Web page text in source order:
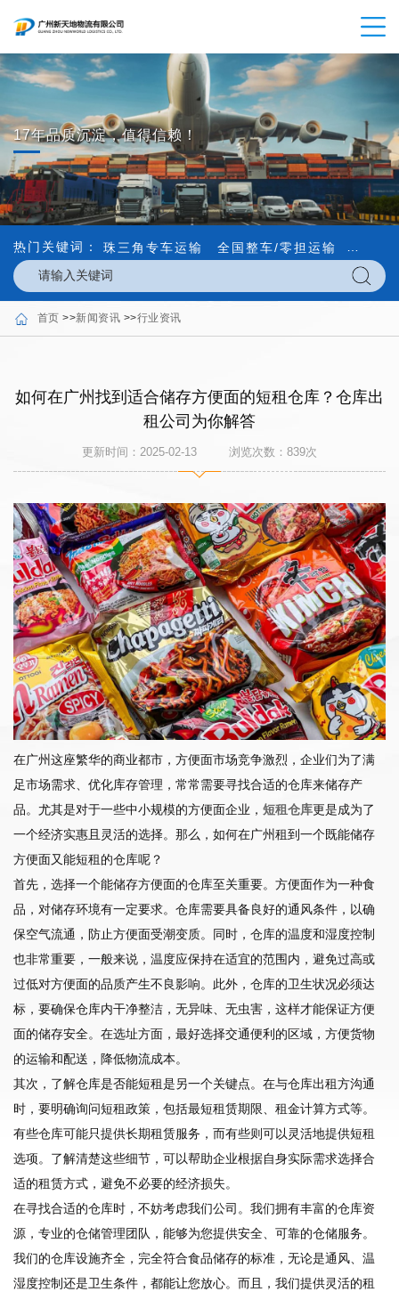
17年品质沉淀，值得信赖！
热门关键词： 珠三角专车运输 全国整车/零担运输 内外贸
首页 >>新闻资讯 >>行业资讯
如何在广州找到适合储存方便面的短租仓库？仓库出
租公司为你解答
更新时间：2025-02-13 浏览次数： 839次
在广州这座繁华的商业都市，方便面市场竞争激烈，企业们为了满
足市场需求、优化库存管理，常常需要寻找合适的仓库来储存产
品。尤其是对于一些中小规模的方便面企业， 短租仓库更是成为了
一个经济实惠且灵活的选择。那么，如何在广州租到一个既能储存
方便面又能短租的仓库呢？
首先，选择一个能储存方便面的仓库至关重要。方便面作为一种食
品，对储存环境有一定要求。仓库需要具备良好的通风条件，以确
保空气流通，防止方便面受潮变质。同时，仓库的温度和湿度控制
也非常重要，一般来说，温度应保持在适宜的范围内，避免过高或
过低对方便面的品质产生不良影响。此外，仓库的卫生状况必须达
标，要确保仓库内干净整洁，无异味、无虫害，这样才能保证方便
面的储存安全。在选址方面，最好选择交通便利的区域，方便货物
的运输和配送，降低物流成本。
其次，了解仓库是否能短租是另一个关键点。在与仓库出租方沟通
时，要明确询问短租政策，包括最短租赁期限、租金计算方式等。
有些仓库可能只提供长期租赁服务，而有些则可以灵活地提供短租
选项。了解清楚这些细节，可以帮助企业根据自身实际需求选择合
适的租赁方式，避免不必要的经济损失。
在寻找合适的仓库时，不妨考虑我们公司。我们拥有丰富的仓库资
源，专业的仓储管理团队，能够为您提供安全、可靠的仓储服务。
我们的仓库设施齐全，完全符合食品储存的标准，无论是通风、温
湿度控制还是卫生条件，都能让您放心。而且，我们提供灵活的租